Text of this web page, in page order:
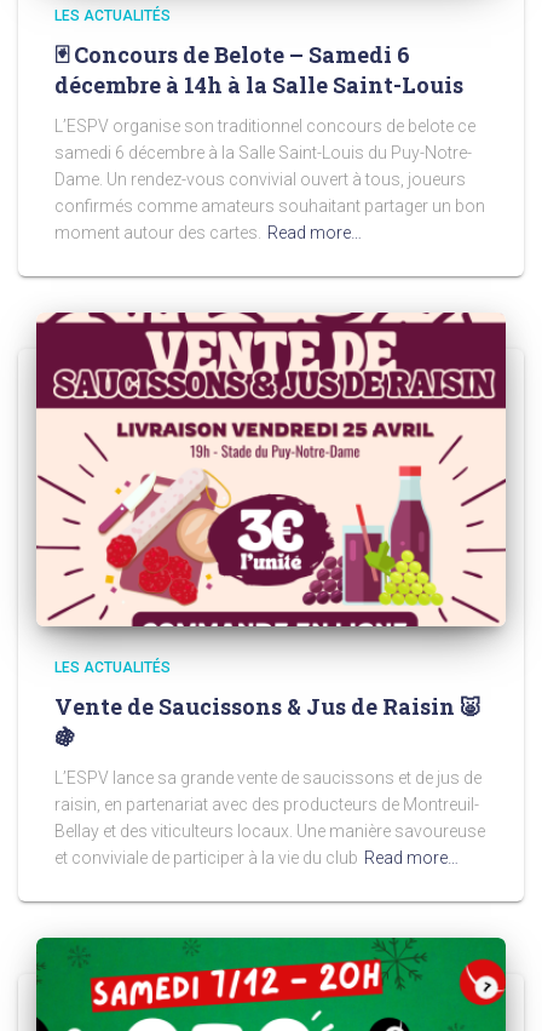
LES ACTUALITÉS
🃏 Concours de Belote – Samedi 6
décembre à 14h à la Salle Saint-Louis
L’ESPV organise son traditionnel concours de belote ce
samedi 6 décembre à la Salle Saint-Louis du Puy-Notre-
Dame. Un rendez-vous convivial ouvert à tous, joueurs
confirmés comme amateurs souhaitant partager un bon
moment autour des cartes. Read more…
LES ACTUALITÉS
Vente de Saucissons & Jus de Raisin 🐷
🍇
L’ESPV lance sa grande vente de saucissons et de jus de
raisin, en partenariat avec des producteurs de Montreuil-
Bellay et des viticulteurs locaux. Une manière savoureuse
et conviviale de participer à la vie du club Read more…